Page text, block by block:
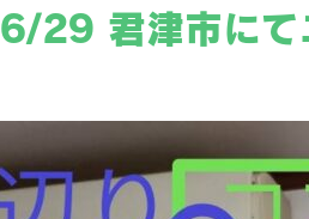
6/29 君津市にて